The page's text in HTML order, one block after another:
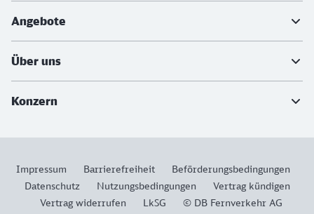
Angebote
Über uns
Konzern
Impressum Barrierefreiheit
Beförderungsbedingungen
Datenschutz
Nutzungsbedingungen
Vertrag kündigen
Vertrag widerrufen
LkSG © DB Fernverkehr AG